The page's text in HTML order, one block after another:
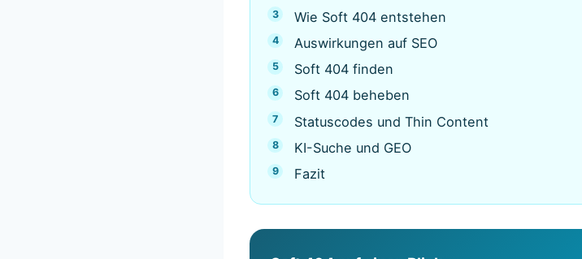
Wie Soft 404 entstehen
Auswirkungen auf SEO
Soft 404 finden
Soft 404 beheben
Statuscodes und Thin Content
KI-Suche und GEO
Fazit